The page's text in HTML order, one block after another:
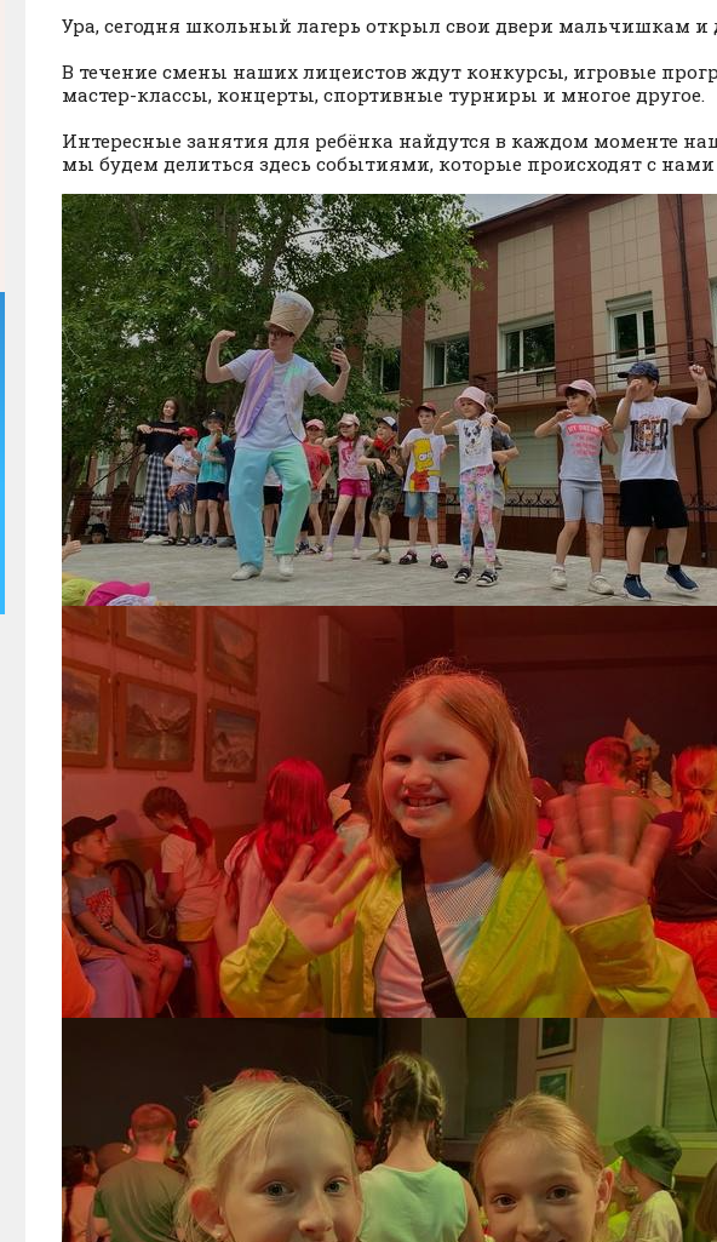
Ура, сегодня школьный лагерь открыл свои двери мальчишкам и
В течение смены наших лицеистов ждут конкурсы, игровые
мастер-классы, концерты, спортивные турниры и многое другое.
Интересные занятия для ребёнка найдутся в каждом моменте
мы будем делиться здесь событиями, которые происходят с нами